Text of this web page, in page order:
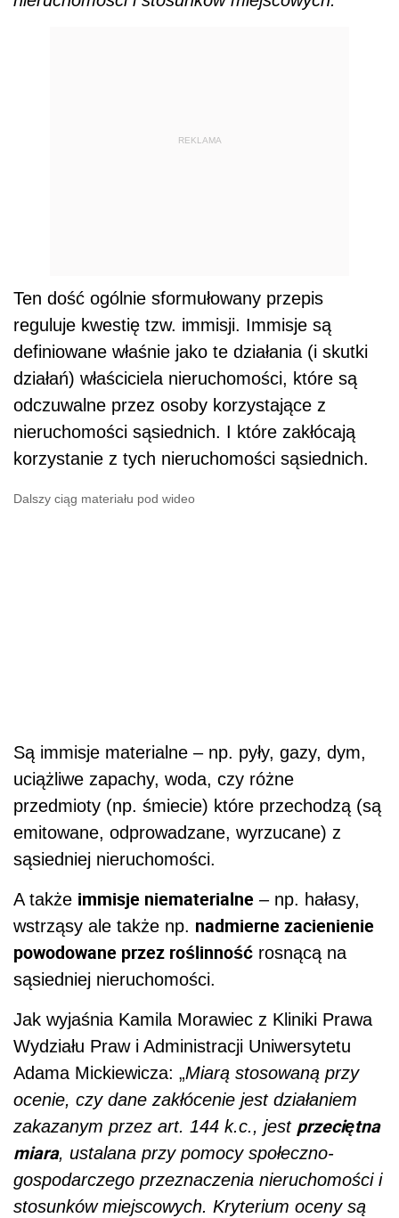
REKLAMA
Ten dość ogólnie sformułowany przepis
reguluje kwestię tzw. immisji. Immisje są
definiowane właśnie jako te działania (i skutki
działań) właściciela nieruchomości, które są
odczuwalne przez osoby korzystające z
nieruchomości sąsiednich. I które zakłócają
korzystanie z tych nieruchomości sąsiednich.
Dalszy ciąg materiału pod wideo
Są immisje materialne – np. pyły, gazy, dym,
uciążliwe zapachy, woda, czy różne
przedmioty (np. śmiecie) które przechodzą (są
emitowane, odprowadzane, wyrzucane) z
sąsiedniej nieruchomości.
A także immisje niematerialne – np. hałasy,
wstrząsy ale także np. nadmierne zacienienie
powodowane przez roślinność rosnącą na
sąsiedniej nieruchomości.
Jak wyjaśnia Kamila Morawiec z Kliniki Prawa
Wydziału Praw i Administracji Uniwersytetu
Adama Mickiewicza: „Miarą stosowaną przy
ocenie, czy dane zakłócenie jest działaniem
zakazanym przez art. 144 k.c., jest przeciętna
miara, ustalana przy pomocy społeczno-
gospodarczego przeznaczenia nieruchomości i
stosunków miejscowych. Kryterium oceny są